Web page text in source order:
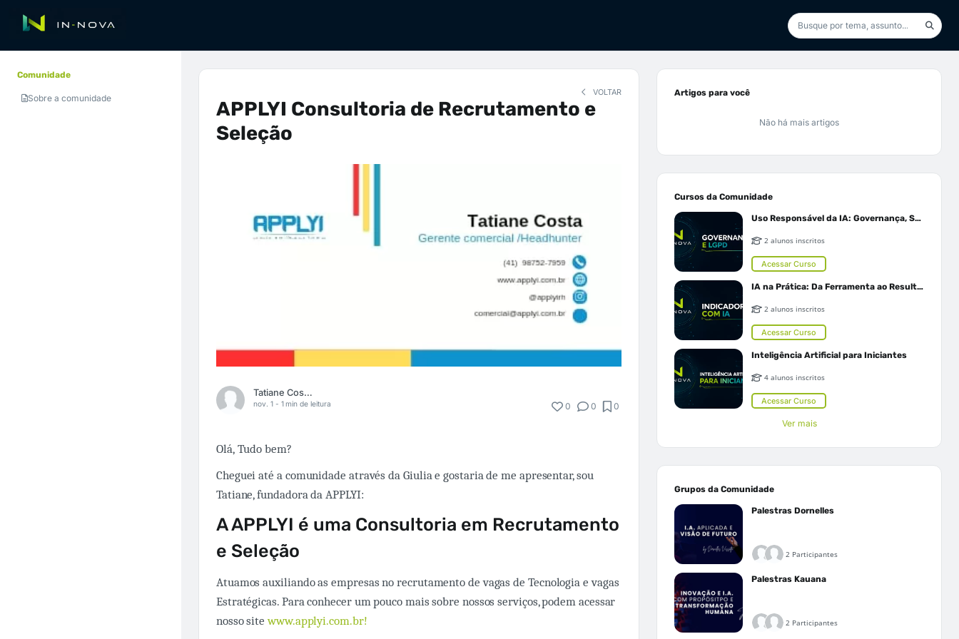
Comunidade
Sobre a comunidade
VOLTAR
APPLYI Consultoria de Recrutamento e
Seleção
Tatiane Costa da Silva
nov. 1 - 1 min de leitura 0 0 0
Olá, Tudo bem?
Cheguei até a comunidade através da Giulia e gostaria de me apresentar, sou
Tatiane, fundadora da APPLYI:
A APPLYI é uma Consultoria em Recrutamento
e Seleção
Atuamos auxiliando as empresas no recrutamento de vagas de Tecnologia e vagas
Estratégicas. Para conhecer um pouco mais sobre nossos serviços, podem acessar
nosso sitewww.applyi.com.br!
Artigos para você
Não há mais artigos
Cursos da Comunidade
Uso Responsável da IA: Governança, Segurança e LGPD
2 alunos inscritos
Acessar Curso
IA na Prática: Da Ferramenta ao Resultado
2 alunos inscritos
Acessar Curso
Inteligência Artificial para Iniciantes
4 alunos inscritos
Acessar Curso
Ver mais
Grupos da Comunidade
Palestras Dornelles
2 Participantes
Palestras Kauana
2 Participantes